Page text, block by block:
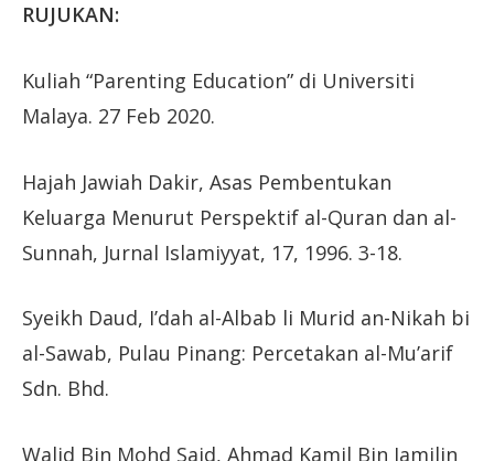
RUJUKAN:
Kuliah “Parenting Education” di Universiti
Malaya. 27 Feb 2020.
Hajah Jawiah Dakir, Asas Pembentukan
Keluarga Menurut Perspektif al-Quran dan al-
Sunnah, Jurnal Islamiyyat, 17, 1996. 3-18.
Syeikh Daud, I’dah al-Albab li Murid an-Nikah bi
al-Sawab, Pulau Pinang: Percetakan al-Mu’arif
Sdn. Bhd.
Walid Bin Mohd Said, Ahmad Kamil Bin Jamilin